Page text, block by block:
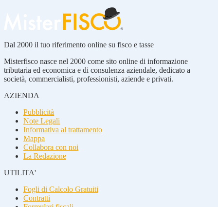
Dal 2000 il tuo riferimento online su fisco e tasse
Misterfisco nasce nel 2000 come sito online di informazione
tributaria ed economica e di consulenza aziendale, dedicato a
società, commercialisti, professionisti, aziende e privati.
AZIENDA
Pubblicità
Note Legali
Informativa al trattamento
Mappa
Collabora con noi
La Redazione
UTILITA'
Fogli di Calcolo Gratuiti
Contratti